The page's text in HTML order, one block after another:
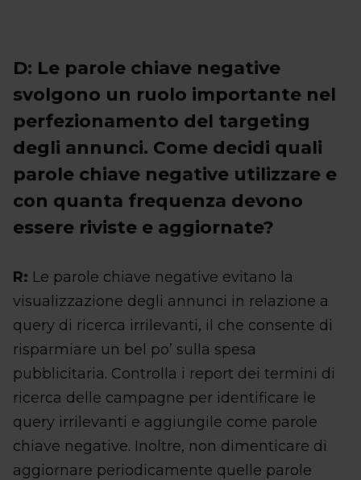
D: Le parole chiave negative
svolgono un ruolo importante nel
perfezionamento del targeting
degli annunci. Come decidi quali
parole chiave negative utilizzare e
con quanta frequenza devono
essere riviste e aggiornate?
R: Le parole chiave negative evitano la
visualizzazione degli annunci in relazione a
query di ricerca irrilevanti, il che consente di
risparmiare un bel po’ sulla spesa
pubblicitaria. Controlla i report dei termini di
ricerca delle campagne per identificare le
query irrilevanti e aggiungile come parole
chiave negative. Inoltre, non dimenticare di
aggiornare periodicamente quelle parole